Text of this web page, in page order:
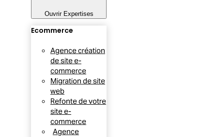
Ouvrir Expertises
Ecommerce
Agence création
de site e-
commerce
Migration de site
web
Refonte de votre
site e-
commerce
Agence